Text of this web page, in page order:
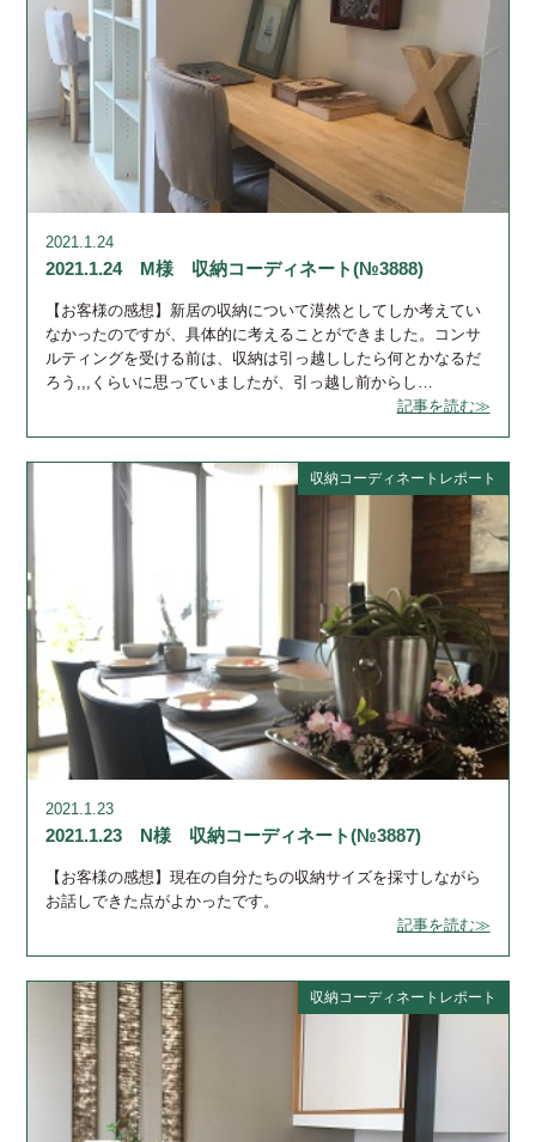
2021.1.24
2021.1.24 M様 収納コーディネート(№3888)
【お客様の感想】新居の収納について漠然としてしか考えてい
なかったのですが、具体的に考えることができました。コンサ
ルティングを受ける前は、収納は引っ越ししたら何とかなるだ
ろう,,,くらいに思っていましたが、引っ越し前からし…
記事を読む≫
収納コーディネートレポート
2021.1.23
2021.1.23 N様 収納コーディネート(№3887)
【お客様の感想】現在の自分たちの収納サイズを採寸しながら
お話しできた点がよかったです。
記事を読む≫
収納コーディネートレポート